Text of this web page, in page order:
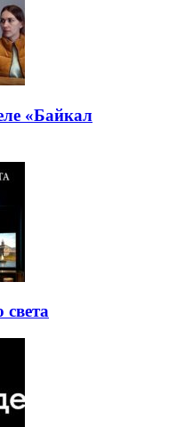
«Байкал